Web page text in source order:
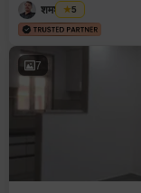
शमशेर खान
5
7